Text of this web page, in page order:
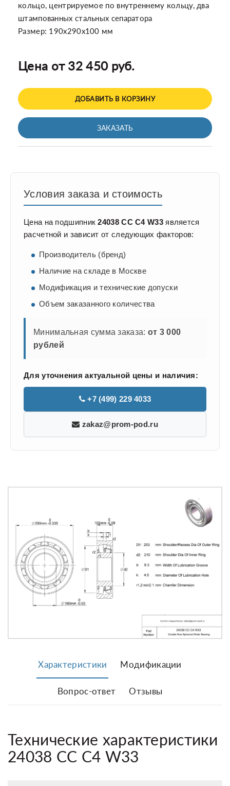
кольцо, центрируемое по внутреннему кольцу, два
штампованных стальных сепаратора
Размер: 190x290x100 мм
Цена от 32 450 руб.
ДОБАВИТЬ В КОРЗИНУ
ЗАКАЗАТЬ
Условия заказа и стоимость
Цена на подшипник24038 CC C4 W33является
расчетной и зависит от следующих факторов:
Производитель (бренд)
Наличие на складе в Москве
Модификация и технические допуски
Объем заказанного количества
Минимальная сумма заказа: от 3 000
рублей
Для уточнения актуальной цены и наличия:
+7 (499) 229 4033
zakaz@prom-pod.ru
Характеристики Модификации
Вопрос-ответ Отзывы
Технические характеристики
24038 CC C4 W33